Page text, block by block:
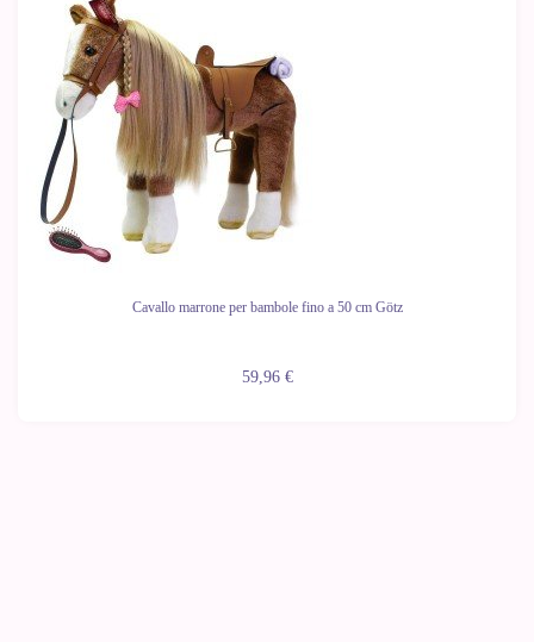
Cavallo marrone per bambole fino a 50 cm Götz
59,96 €